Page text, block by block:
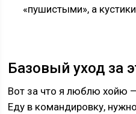
«пушистыми», а
Базовый уход за
Вот за что я люблю хойю
Еду в командировку,